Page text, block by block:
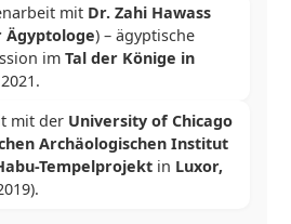
mit Dr. Zahi Hawass
) – ägyptische
im Tal der Könige in
.
mit der University of Chicago
Archäologischen Institut
Tempelprojekt in Luxor,